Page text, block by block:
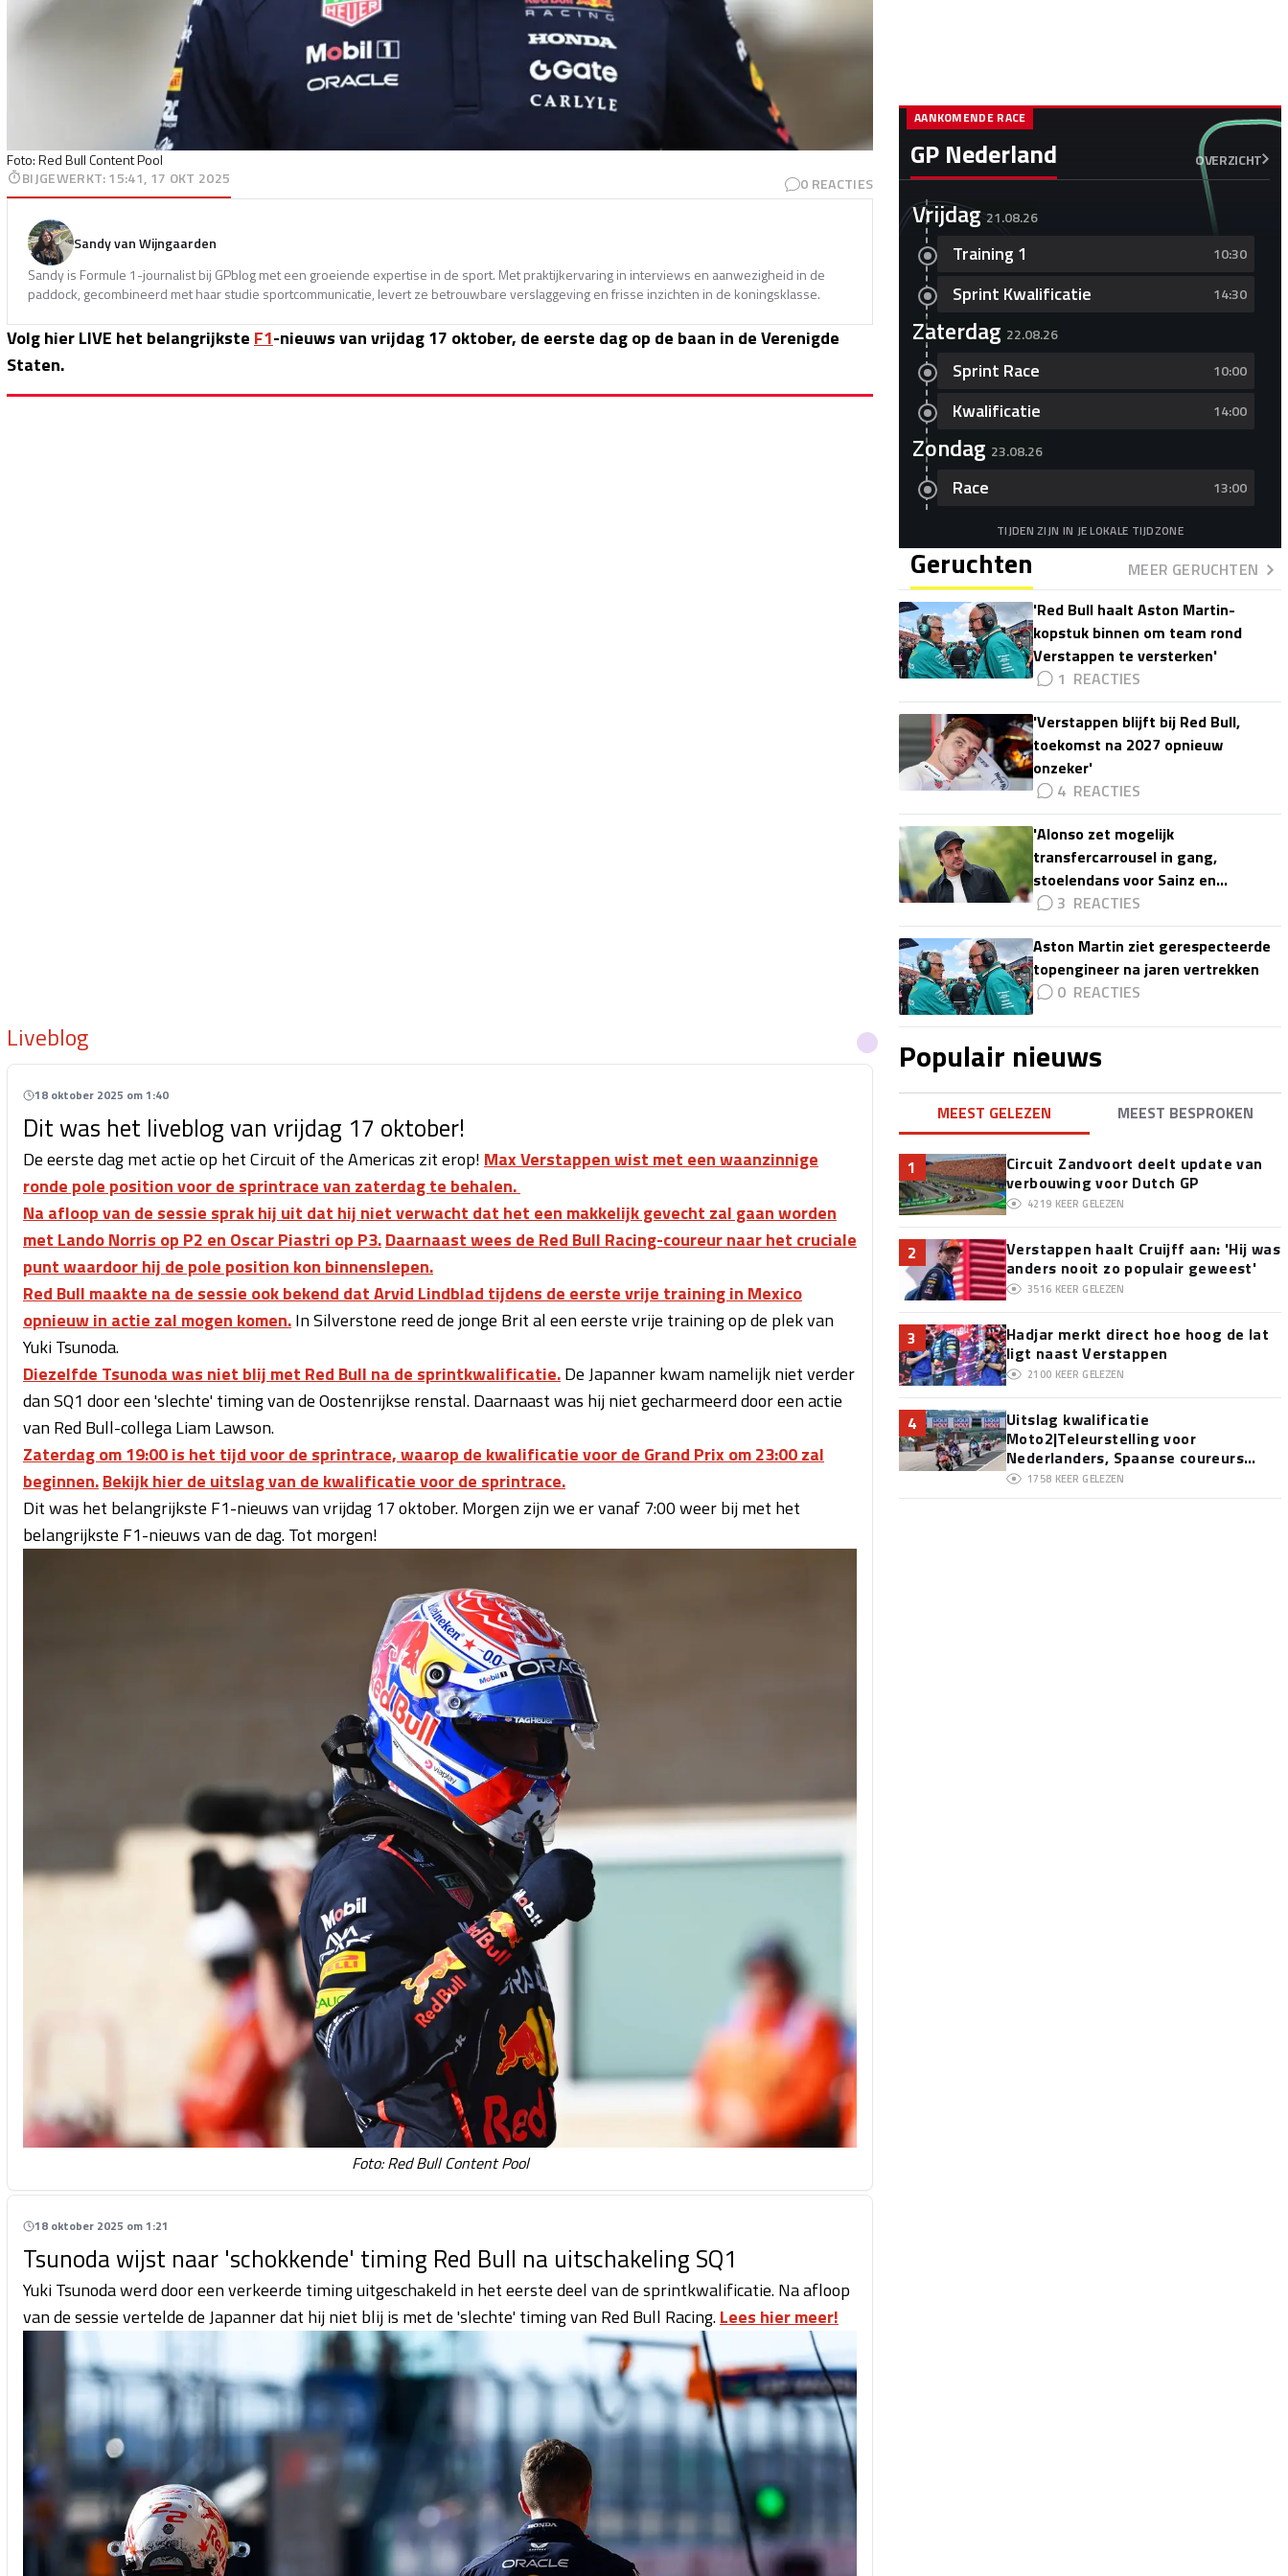
Foto: Red Bull Content Pool
BIJGEWERKT:15:41, 17 OKT 2025 0 REACTIES
Sandy van Wijngaarden
Sandy is Formule 1-journalist bij GPblog met een groeiende expertise in de sport. Met praktijkervaring in interviews en aanwezigheid in de
paddock, gecombineerd met haar studie sportcommunicatie, levert ze betrouwbare verslaggeving en frisse inzichten in de koningsklasse.
Volg hier LIVE het belangrijkste F1-nieuws van vrijdag 17 oktober, de eerste dag op de baan in de Verenigde
Staten.
Liveblog
18 oktober 2025 om 1:40
Dit was het liveblog van vrijdag 17 oktober!
De eerste dag met actie op het Circuit of the Americas zit erop! Max Verstappen wist met een waanzinnige
ronde pole position voor de sprintrace van zaterdag te behalen.
Na afloop van de sessie sprak hij uit dat hij niet verwacht dat het een makkelijk gevecht zal gaan worden
met Lando Norris op P2 en Oscar Piastri op P3.Daarnaast wees de Red Bull Racing-coureur naar het cruciale
punt waardoor hij de pole position kon binnenslepen.
Red Bull maakte na de sessie ook bekend dat Arvid Lindblad tijdens de eerste vrije training in Mexico
opnieuw in actie zal mogen komen.In Silverstone reed de jonge Brit al een eerste vrije training op de plek van
Yuki Tsunoda.
Diezelfde Tsunoda was niet blij met Red Bull na de sprintkwalificatie.De Japanner kwam namelijk niet verder
dan SQ1 door een 'slechte' timing van de Oostenrijkse renstal. Daarnaast was hij niet gecharmeerd door een actie
van Red Bull-collega Liam Lawson.
Zaterdag om 19:00 is het tijd voor de sprintrace, waarop de kwalificatie voor de Grand Prix om 23:00 zal
beginnen.Bekijk hier de uitslag van de kwalificatie voor de sprintrace.
Dit was het belangrijkste F1-nieuws van vrijdag 17 oktober. Morgen zijn we er vanaf 7:00 weer bij met het
belangrijkste F1-nieuws van de dag. Tot morgen!
Foto: Red Bull Content Pool
18 oktober 2025 om 1:21
Tsunoda wijst naar 'schokkende' timing Red Bull na uitschakeling SQ1
Yuki Tsunoda werd door een verkeerde timing uitgeschakeld in het eerste deel van de sprintkwalificatie. Na afloop
van de sessie vertelde de Japanner dat hij niet blij is met de 'slechte' timing van Red Bull Racing.Lees hier meer!
GP Nederland OVERZICHT
AANKOMENDE RACE
Vrijdag 21.08.26
Training 1 10:30
Sprint Kwalificatie 14:30
Zaterdag 22.08.26
Sprint Race 10:00
Kwalificatie 14:00
Zondag 23.08.26
Race 13:00
TIJDEN ZIJN IN JE LOKALE TIJDZONE
Geruchten
MEER GERUCHTEN
'Red Bull haalt Aston Martin-
kopstuk binnen om team rond
Verstappen te versterken'
1
'Verstappen blijft bij Red Bull,
toekomst na 2027 opnieuw
onzeker'
4
'Alonso zet mogelijk
transfercarrousel in gang,
stoelendans voor Sainz en
Colapinto'
3
Aston Martin ziet gerespecteerde
topengineer na jaren vertrekken
0
Populair nieuws
MEEST GELEZEN MEEST BESPROKEN
1
Circuit Zandvoort deelt update van
verbouwing voor Dutch GP
4219 KEER GELEZEN
2
Verstappen haalt Cruijff aan: 'Hij was
anders nooit zo populair geweest'
3516 KEER GELEZEN
3
Hadjar merkt direct hoe hoog de lat
ligt naast Verstappen
2100 KEER GELEZEN
4
Uitslag kwalificatie
Moto2|Teleurstelling voor
Nederlanders, Spaanse coureurs
domineren
1758 KEER GELEZEN